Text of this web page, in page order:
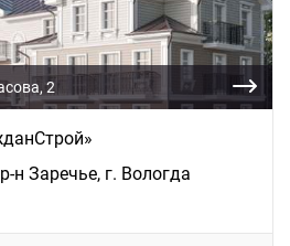
2
н Заречье, г. Вологда